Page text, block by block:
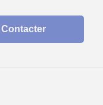
Contacter